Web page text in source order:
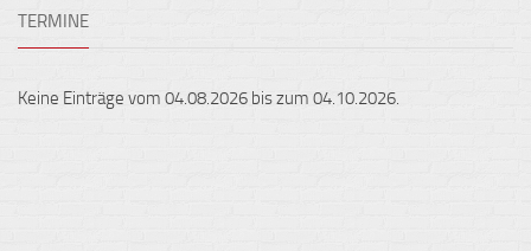
TERMINE
Keine Einträge vom 04.08.2026 bis zum 04.10.2026.